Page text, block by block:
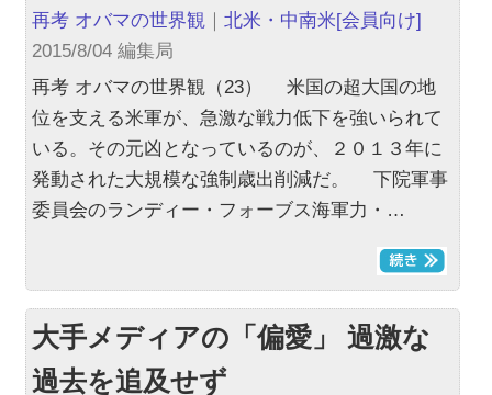
再考 オバマの世界観 ｜北米・中南米[会員向け]
2015/8/04 編集局
再考 オバマの世界観（23） 米国の超大国の地
位を支える米軍が、急激な戦力低下を強いられて
いる。その元凶となっているのが、２０１３年に
発動された大規模な強制歳出削減だ。 下院軍事
委員会のランディー・フォーブス海軍力・…
大手メディアの「偏愛」 過激な
過去を追及せず